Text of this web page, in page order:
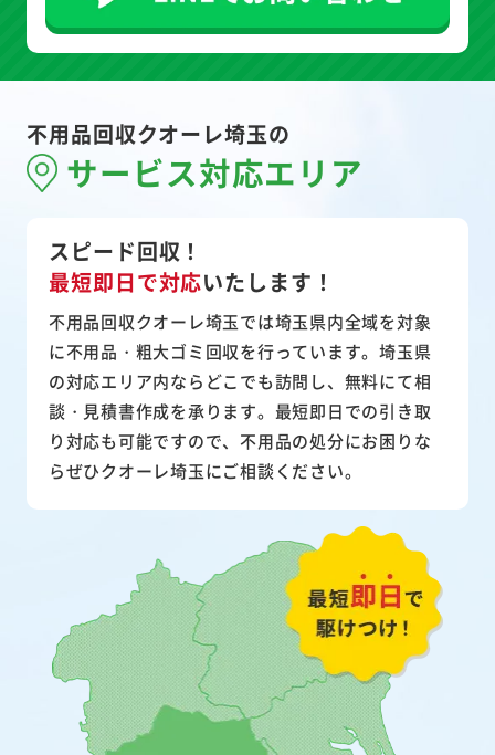
不用品回収クオーレ埼玉の
サービス対応エリア
スピード回収！
最短即日で対応いたします！
不用品回収クオーレ埼玉では埼玉県内全域を対象
に不用品・粗大ゴミ回収を行っています。埼玉県
の対応エリア内ならどこでも訪問し、無料にて相
談・見積書作成を承ります。最短即日での引き取
り対応も可能ですので、不用品の処分にお困りな
らぜひクオーレ埼玉にご相談ください。